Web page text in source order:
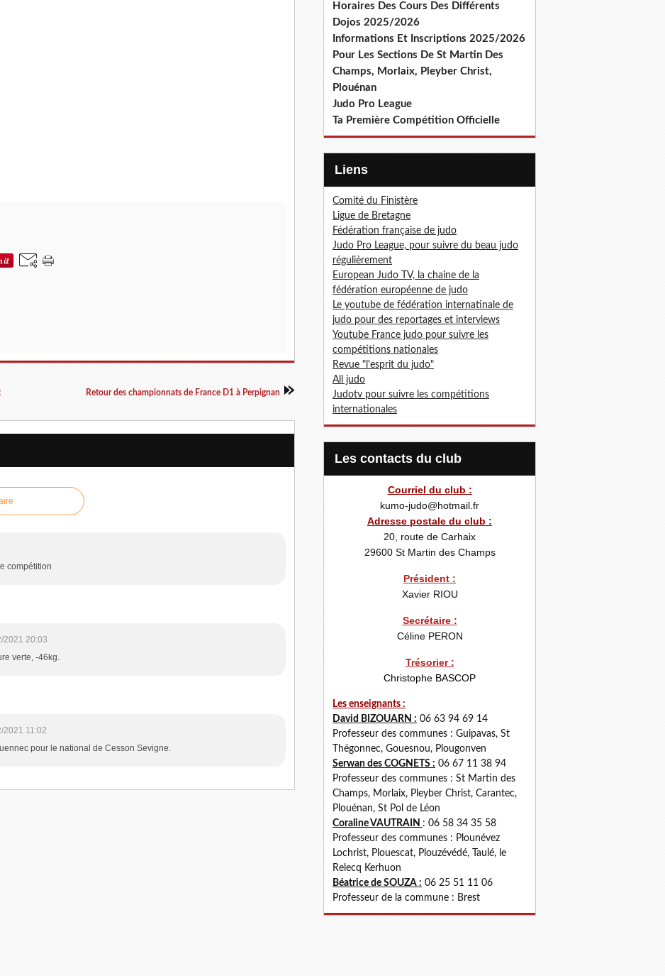
Retour des championnats de France D1 à Perpignan
compétition
2021 20:03
verte, -46kg.
2021 11:02
pour le national de Cesson Sevigne.
Horaires Des Cours Des Différents
Dojos 2025/2026
Informations Et Inscriptions 2025/2026
Pour Les Sections De St Martin Des
Champs, Morlaix, Pleyber Christ,
Plouénan
Judo Pro League
Ta Première Compétition Officielle
Liens
Comité du Finistère
Ligue de Bretagne
Fédération française de judo
Judo Pro League, pour suivre du beau judo
régulièrement
European Judo TV, la chaine de la
fédération européenne de judo
Le youtube de fédération internatinale de
judo pour des reportages et interviews
Youtube France judo pour suivre les
compétitions nationales
Revue "l'esprit du judo"
All judo
Judotv pour suivre les compétitions
internationales
Les contacts du club
Courriel du club :
kumo-judo@hotmail.fr
Adresse postale du club :
20, route de Carhaix
29600St Martin des Champs
Président :
Xavier RIOU
Secrétaire :
Céline PERON
Trésorier :
Christophe BASCOP
Les enseignants :
David BIZOUARN : 06 63 94 69 14
Professeur des communes : Guipavas, St
Thégonnec, Gouesnou, Plougonven
Serwan des COGNETS : 06 67 11 38 94
Professeur des communes : St Martin des
Champs, Morlaix, Pleyber Christ, Carantec,
Plouénan, St Pol de Léon
Coraline VAUTRAIN : 06 58 34 35 58
Professeur des communes : Plounévez
Lochrist, Plouescat, Plouzévédé, Taulé, le
Relecq Kerhuon
Béatrice de SOUZA : 06 25 51 11 06
Professeur de la commune : Brest